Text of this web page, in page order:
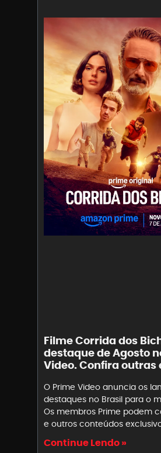
Filme Corrida dos
destaque de Agosto
Video. Confira outras
O Prime Video anuncia os
destaques no Brasil para o
Os membros Prime podem
e outros conteúdos
Continue Lendo »